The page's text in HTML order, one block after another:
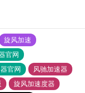
旋风加速
官网
官网
风驰加速器
旋风加速度器